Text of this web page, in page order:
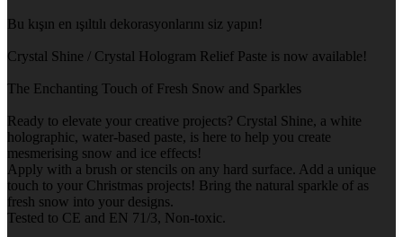
Bu kışın en ışıltılı dekorasyonlarını siz yapın!
Crystal Shine / Crystal Hologram Relief Paste is now available!
The Enchanting Touch of Fresh Snow and Sparkles
Ready to elevate your creative projects? Crystal Shine, a white
holographic, water-based paste, is here to help you create
mesmerising snow and ice effects!
Apply with a brush or stencils on any hard surface. Add a unique
touch to your Christmas projects! Bring the natural sparkle of as
fresh snow into your designs.
Tested to CE and EN 71/3, Non-toxic.